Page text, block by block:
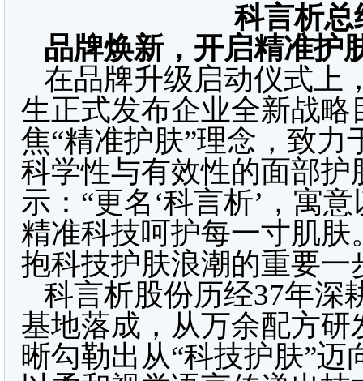
科言析总
品牌焕新，开启精准护
在品牌升级启动仪式上
生正式发布企业全新战略
焦“精准护肤”理念，致
科学性与有效性的面部
示：“更名‘科言析’，寓
精准科技呵护每一寸肌
抱科技护肤浪潮的重要一
科言析股份历经37年深
基地落成，从万余配方
晰勾勒出从“科技护肤”迈